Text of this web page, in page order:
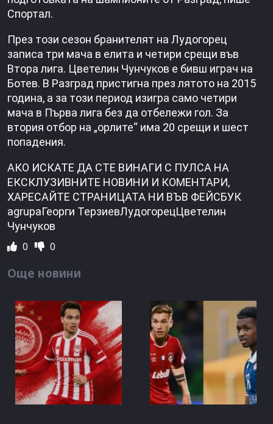
Спортал.
През този сезон бранителят на Лудогорец
записа три мача в елита и четири срещи във
Втора лига. Цветелин Чунчуков е бивш играч на
Ботев. В Разград пристигна през лятото на 2015
година, а за този период изигра само четири
мача в Първа лига без да отбележи гол. За
втория отбор на „орлите“ има 20 срещи и шест
попадения.
АКО ИСКАТЕ ДА СТЕ ВИНАГИ С ПУЛСА НА
ЕКСКЛУЗИВНИТЕ НОВИНИ И КОМЕНТАРИ,
ХАРЕСАЙТЕ СТРАНИЦАТА НИ ВЪВ ФЕЙСБУК
agrupaГеорги ТерзиевЛудогорецЦветелин
Чунчуков
0 0
Още новини